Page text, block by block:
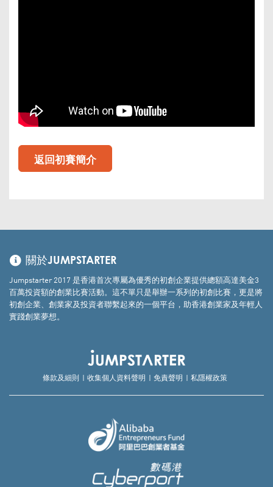
返回初賽簡介
關於JUMPSTARTER
Jumpstarter 2017 是香港首次專屬為優秀的初創企業提供總額高達美金3
百萬投資額的創業比賽活動。這不單只是舉辦一系列的初創比賽，更是將
初創企業、創業家及投資者聯繫起來的一個平台，助香港創業家及年輕人
實踐創業夢想。
條款及細則 收集個人資料聲明 免責聲明 私隱權政策